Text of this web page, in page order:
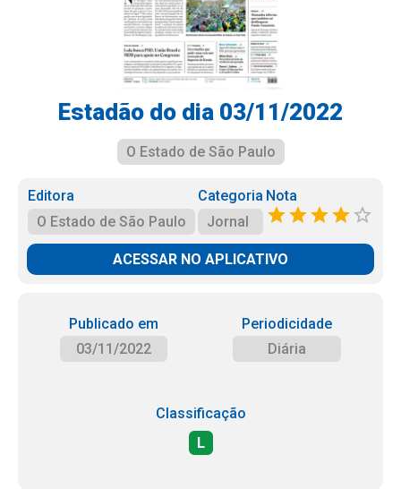
Estadão do dia 03/11/2022
O Estado de São Paulo
Editora
O Estado de São Paulo
Categoria
Jornal
Nota
ACESSAR NO APLICATIVO
Publicado em
03/11/2022
Periodicidade
Diária
Classificação
L